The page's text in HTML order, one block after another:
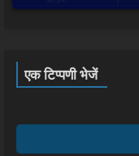
एक टिप्पणी भेजें